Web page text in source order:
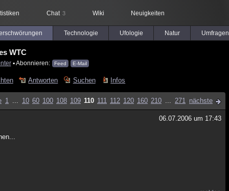
Chat 3 Wiki Neuigkeiten
Technologie Ufologie Natur Umfragen
WTC
▪ Abonnieren: Feed E-Mail
Antworten Suchen Infos
1 ... 10 60 100 108 109 110 111 112 120 160 210 ... 271 nächste
06.07.2006 um 17:43